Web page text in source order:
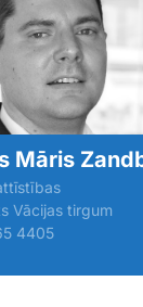
Māris
Vācijas tirgum
4405